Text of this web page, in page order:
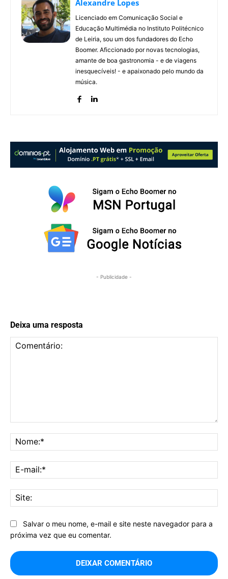
Alexandre Lopes
Licenciado em Comunicação Social e
Educação Multimédia no Instituto Politécnico
de Leiria, sou um dos fundadores do Echo
Boomer. Aficcionado por novas tecnologias,
amante de boa gastronomia - e de viagens
inesquecíveis! - e apaixonado pelo mundo da
música.
- Publicidade -
Deixa uma resposta
Salvar o meu nome, e-mail e site neste navegador para a
próxima vez que eu comentar.